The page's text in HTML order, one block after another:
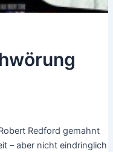
Redford gemahnt
– aber nicht eindringlich